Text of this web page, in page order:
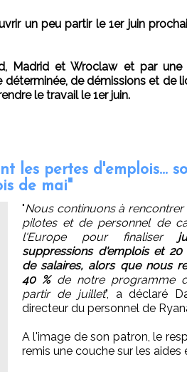
un peu partir le 1er juin
Madrid et Wroclaw et par une
de démissions et de
le travail le 1er juin.
les pertes d'emplois...
de mai"
"Nous continuons à rencontrer
pilotes et de personnel de
l'Europe pour finaliser
suppressions d'emplois et 20
de salaires, alors que nous
40 %de notre programme
partir de juillet", a déclaré
directeur du personnel de
A l'image de son patron, le
remis une couche sur les aides